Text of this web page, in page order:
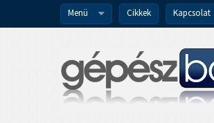
Menü Cikkek Kapcsolat